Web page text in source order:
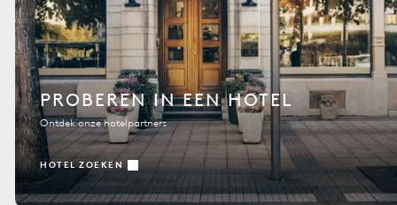
PROBEREN IN EEN HOTEL
Ontdek onze hotelpartners
HOTEL ZOEKEN